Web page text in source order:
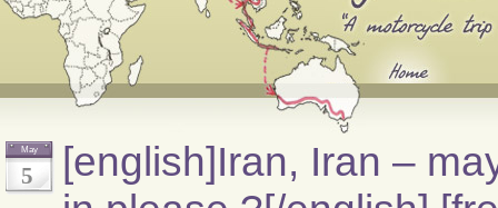
May
5
[english]Iran, Iran –